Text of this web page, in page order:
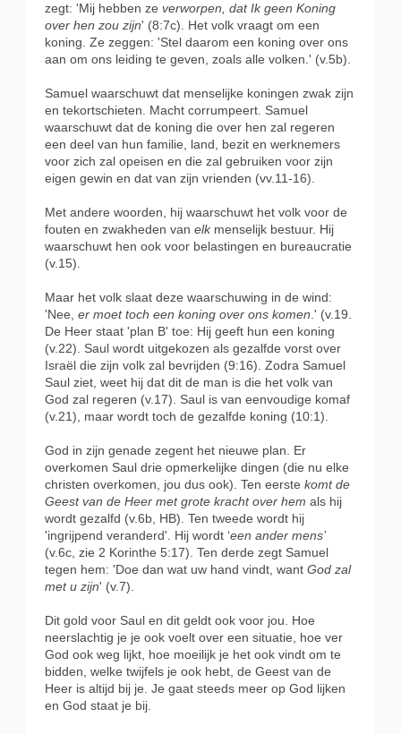
zegt: 'Mij hebben ze verworpen, dat Ik geen Koning
over hen zou zijn' (8:7c). Het volk vraagt om een
koning. Ze zeggen: 'Stel daarom een koning over ons
aan om ons leiding te geven, zoals alle volken.' (v.5b).
Samuel waarschuwt dat menselijke koningen zwak zijn
en tekortschieten. Macht corrumpeert. Samuel
waarschuwt dat de koning die over hen zal regeren
een deel van hun familie, land, bezit en werknemers
voor zich zal opeisen en die zal gebruiken voor zijn
eigen gewin en dat van zijn vrienden (vv.11-16).
Met andere woorden, hij waarschuwt het volk voor de
fouten en zwakheden van elkmenselijk bestuur. Hij
waarschuwt hen ook voor belastingen en bureaucratie
(v.15).
Maar het volk slaat deze waarschuwing in de wind:
'Nee, er moet toch een koning over ons komen.' (v.19.
De Heer staat 'plan B' toe: Hij geeft hun een koning
(v.22). Saul wordt uitgekozen als gezalfde vorst over
Israël die zijn volk zal bevrijden (9:16). Zodra Samuel
Saul ziet, weet hij dat dit de man is die het volk van
God zal regeren (v.17). Saul is van eenvoudige komaf
(v.21), maar wordt toch de gezalfde koning (10:1).
God in zijn genade zegent het nieuwe plan. Er
overkomen Saul drie opmerkelijke dingen (die nu elke
christen overkomen, jou dus ook). Ten eerste komt de
Geest van de Heer met grote kracht over hem als hij
wordt gezalfd (v.6b, HB). Ten tweede wordt hij
'ingrijpend veranderd'. Hij wordt ‘een ander mens’
(v.6c, zie 2 Korinthe 5:17). Ten derde zegt Samuel
tegen hem: 'Doe dan wat uw hand vindt, want God zal
met u zijn' (v.7).
Dit gold voor Saul en dit geldt ook voor jou. Hoe
neerslachtig je je ook voelt over een situatie, hoe ver
God ook weg lijkt, hoe moeilijk je het ook vindt om te
bidden, welke twijfels je ook hebt, de Geest van de
Heer is altijd bij je. Je gaat steeds meer op God lijken
en God staat je bij.